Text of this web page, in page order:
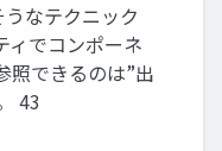
なテクニック
ィでコンポーネ
照できるのは”出
43